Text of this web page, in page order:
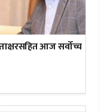
आज सर्वोच्च